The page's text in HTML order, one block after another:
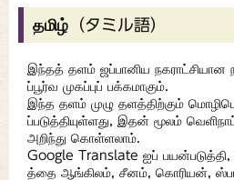
தமிழ்（タミル語）
இந்தத் தளம் ஜப்பானிய நகராட்சியான
ப்பூர்வ முகப்புப் பக்கமாகும்.
இந்த தளம் முழு தளத்திற்கும்
ப்படுத்தியுள்ளது, இதன் மூலம்
அறிந்து கொள்ளலாம்.
Google Translate ஐப் பயன்படுத்தி,
த்தை ஆங்கிலம், சீனம், கொரியன்,